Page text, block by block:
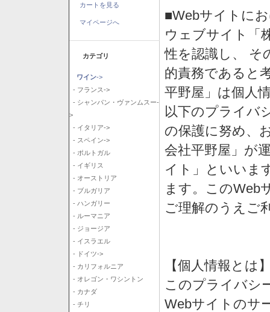
カートを見る
マイページへ
カテゴリ
ワイン->
- フランス->
- シャンパン・ヴァンムスー-
>
- イタリア->
- スペイン->
- ポルトガル
- イギリス
- オーストリア
- ブルガリア
- ハンガリー
- ルーマニア
- ジョージア
- イスラエル
- ドイツ->
- カリフォルニア
- オレゴン・ワシントン
- カナダ
- チリ
■Webサイトに
ウェブサイト「
性を認識し、 そ
的責務であると
平野屋」は個人
以下のプライバ
の保護に努め、
会社平野屋」が
イト」といいま
ます。このWeb
ご理解のうえご
【個人情報とは
このプライバシ
Webサイトのサ